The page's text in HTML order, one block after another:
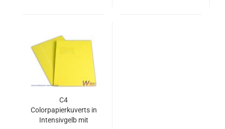
C4
Colorpapierkuverts in
Intensivgelb mit